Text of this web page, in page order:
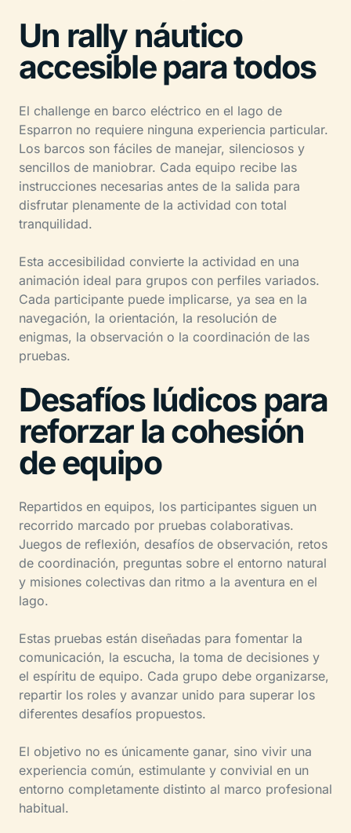
Un rally náutico
accesible para todos
El challenge en barco eléctrico en el lago de
Esparron no requiere ninguna experiencia particular.
Los barcos son fáciles de manejar, silenciosos y
sencillos de maniobrar. Cada equipo recibe las
instrucciones necesarias antes de la salida para
disfrutar plenamente de la actividad con total
tranquilidad.
Esta accesibilidad convierte la actividad en una
animación ideal para grupos con perfiles variados.
Cada participante puede implicarse, ya sea en la
navegación, la orientación, la resolución de
enigmas, la observación o la coordinación de las
pruebas.
Desafíos lúdicos para
reforzar la cohesión
de equipo
Repartidos en equipos, los participantes siguen un
recorrido marcado por pruebas colaborativas.
Juegos de reflexión, desafíos de observación, retos
de coordinación, preguntas sobre el entorno natural
y misiones colectivas dan ritmo a la aventura en el
lago.
Estas pruebas están diseñadas para fomentar la
comunicación, la escucha, la toma de decisiones y
el espíritu de equipo. Cada grupo debe organizarse,
repartir los roles y avanzar unido para superar los
diferentes desafíos propuestos.
El objetivo no es únicamente ganar, sino vivir una
experiencia común, estimulante y convivial en un
entorno completamente distinto al marco profesional
habitual.